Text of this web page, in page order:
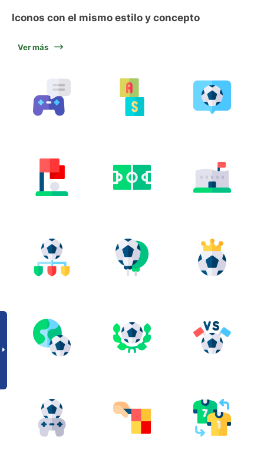
Iconos con el mismo estilo y concepto
Ver más